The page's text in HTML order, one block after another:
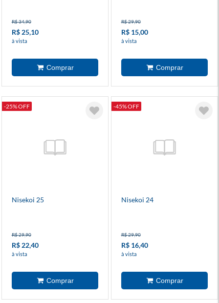
R$ 34,90
R$ 25,10
à vista
R$ 29,90
R$ 15,00
à vista
-25% OFF
Nisekoi 25
R$ 29,90
R$ 22,40
à vista
-45% OFF
Nisekoi 24
R$ 29,90
R$ 16,40
à vista